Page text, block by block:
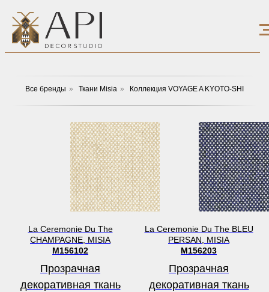
Все бренды » Ткани Misia » Коллекция VOYAGE A KYOTO-SHI
La Ceremonie Du The
CHAMPAGNE, MISIA
M156102
Прозрачная
декоративная ткань
La Ceremonie Du The BLEU
PERSAN, MISIA
M156203
Прозрачная
декоративная ткань